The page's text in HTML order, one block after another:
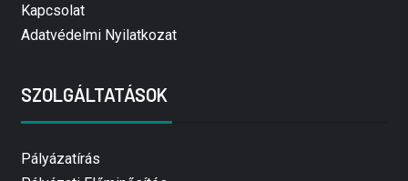
Kapcsolat
Adatvédelmi Nyilatkozat
SZOLGÁLTATÁSOK
Pályázatírás